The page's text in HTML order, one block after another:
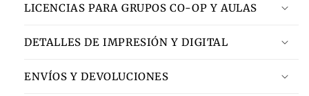
LICENCIAS PARA GRUPOS CO-OP Y AULAS
DETALLES DE IMPRESIÓN Y DIGITAL
ENVÍOS Y DEVOLUCIONES